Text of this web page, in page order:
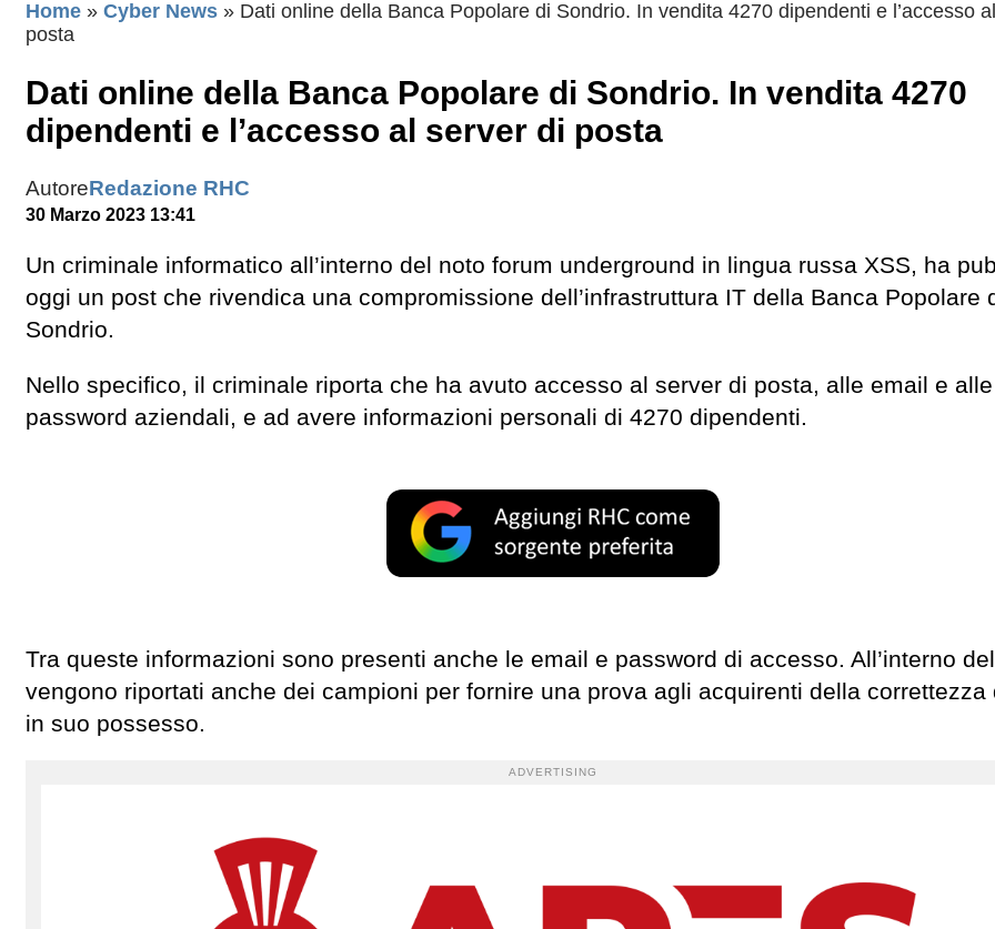
Home » Cyber News » Dati online della Banca Popolare di Sondrio. In vendita 4270 dipendenti e l’accesso
posta
Dati online della Banca Popolare di Sondrio. In vendita 4270
dipendenti e l’accesso al server di posta
AutoreRedazione RHC
30 Marzo 2023 13:41
Un criminale informatico all’interno del noto forum underground in lingua russa XSS, ha
oggi un post che rivendica una compromissione dell’infrastruttura IT della Banca Popolare
Sondrio.
Nello specifico, il criminale riporta che ha avuto accesso al server di posta, alle email e alle
password aziendali, e ad avere informazioni personali di 4270 dipendenti.
Tra queste informazioni sono presenti anche le email e password di accesso. All’interno
vengono riportati anche dei campioni per fornire una prova agli acquirenti della correttezza
in suo possesso.
ADVERTISING